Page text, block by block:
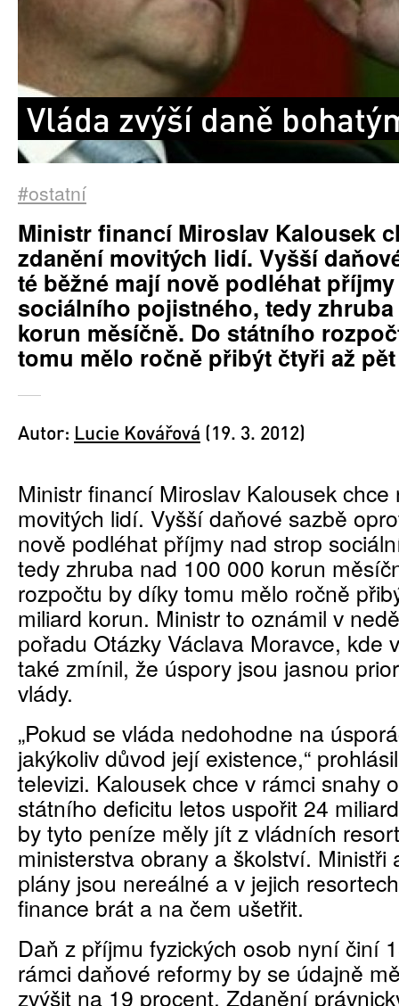
Vláda zvýší daně
#ostatní
Ministr financí Miroslav Kalousek
zdanění movitých lidí. Vyšší
té běžné mají nově podléhat
sociálního pojistného, tedy zhruba
korun měsíčně. Do státního
tomu mělo ročně přibýt čtyři až
Autor: Lucie Kovářová (19. 3. 2012)
Ministr financí Miroslav Kalousek
movitých lidí. Vyšší daňové sazbě
nově podléhat příjmy nad strop
tedy zhruba nad 100 000 korun
rozpočtu by díky tomu mělo ročně
miliard korun. Ministr to oznámil v
pořadu Otázky Václava Moravce, kde
také zmínil, že úspory jsou jasnou
vlády.
„Pokud se vláda nedohodne na
jakýkoliv důvod její existence,“
televizi. Kalousek chce v rámci snahy
státního deficitu letos uspořit 24
by tyto peníze měly jít z vládních
ministerstva obrany a školství. Ministři
plány jsou nereálné a v jejich
finance brát a na čem ušetřit.
Daň z příjmu fyzických osob nyní činí
rámci daňové reformy by se údajně
zvýšit na 19 procent. Zdanění